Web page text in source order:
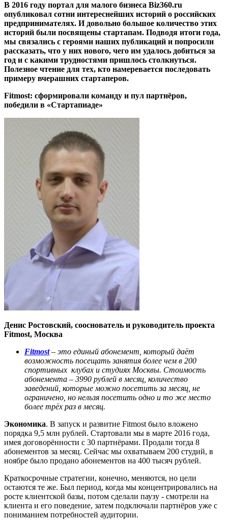
В 2016 году портал для малого бизнеса Biz360.ru
опубликовал сотни интереснейших историй о российских
предпринимателях. И довольно большое количество этих
историй были посвящены стартапам. Подводя итоги года,
мы связались с героями наших публикаций и попросили
рассказать, что у них нового, чего им удалось добиться за
год и с какими трудностями пришлось столкнуться.
Полезное чтение для тех, кто намеревается последовать
примеру вчерашних стартаперов.
Fitmost: сформировали команду и пул партнёров,
победили в «Стартапиаде»
Денис Ростовский, сооснователь и руководитель проекта
Fitmost, Москва
Fitmost– это единый абонемент, который даёт
возможность посещать занятия более чем в 200
спортивных клубах и студиях Москвы. Стоимость
абонемента – 3990 рублей в месяц, количество
заведений, которые можно посетить за месяц, не
ограничено, но нельзя посетить одно и то же место
более трёх раз в месяц.
Экономика. В запуск и развитие Fitmost было вложено
порядка 9,5 млн рублей. Стартовали мы в марте 2016 года,
имея договорённости с 30 партнёрами. Продали тогда 8
абонементов за месяц. Сейчас мы охватываем 200 студий, в
ноябре было продано абонементов на 400 тысяч рублей.
Краткосрочные стратегии, конечно, меняются, но цели
остаются те же. Был период, когда мы концентрировались на
росте клиентской базы, потом сделали паузу - смотрели на
клиента и его поведение, затем подключали партнёров уже с
пониманием потребностей аудитории.